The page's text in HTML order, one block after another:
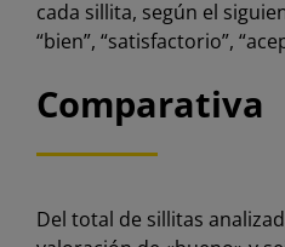
cada sillita, según el
“bien”, “satisfactorio”,
Comparativa
Del total de sillitas